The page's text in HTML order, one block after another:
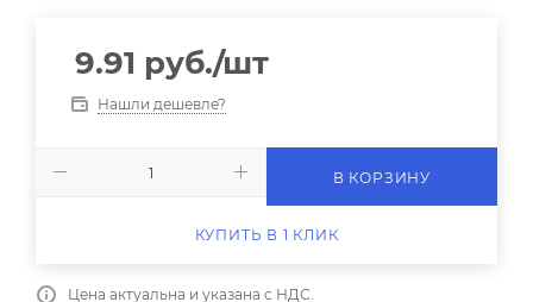
9.91 руб./шт
Нашли дешевле?
В КОРЗИНУ
КУПИТЬ В 1 КЛИК
Цена актуальна и указана с НДС.